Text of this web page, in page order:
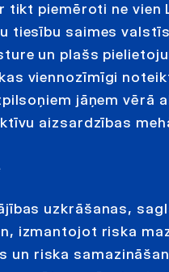
piemēroti ne vien
tiesību saimes
un plašs
viennozīmīgi
jāņem vērā
aizsardzības
uzkrāšanas,
izmantojot riska
un riska